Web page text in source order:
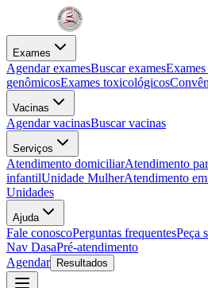
Exames
Agendar examesBuscar exames
genômicosExames toxicológicos
Vacinas
Agendar vacinasBuscar vacinas
Serviços
Atendimento domiciliarAtendimento
infantilUnidade MulherAtendimento em
Unidades
Ajuda
Fale conoscoPerguntas frequentesPeça
Nav DasaPré-atendimento
Agendar
Resultados